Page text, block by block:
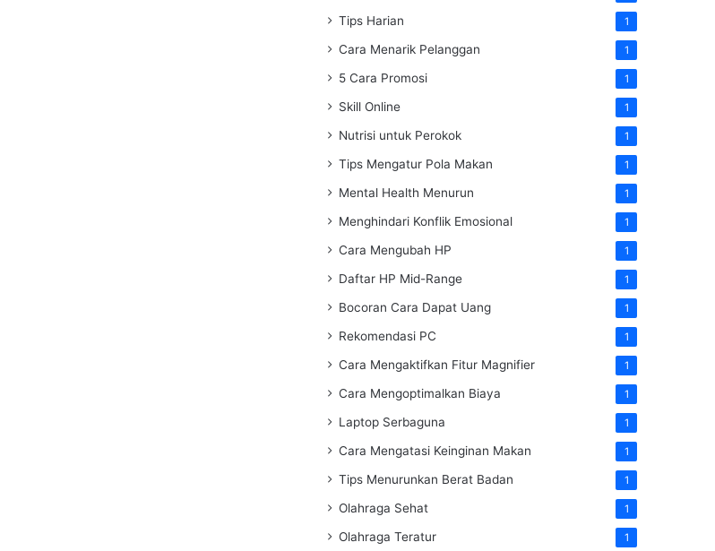
Tips Harian 1
Cara Menarik Pelanggan 1
5 Cara Promosi 1
Skill Online 1
Nutrisi untuk Perokok 1
Tips Mengatur Pola Makan 1
Mental Health Menurun 1
Menghindari Konflik Emosional 1
Cara Mengubah HP 1
Daftar HP Mid-Range 1
Bocoran Cara Dapat Uang 1
Rekomendasi PC 1
Cara Mengaktifkan Fitur Magnifier 1
Cara Mengoptimalkan Biaya 1
Laptop Serbaguna 1
Cara Mengatasi Keinginan Makan 1
Tips Menurunkan Berat Badan 1
Olahraga Sehat 1
Olahraga Teratur 1